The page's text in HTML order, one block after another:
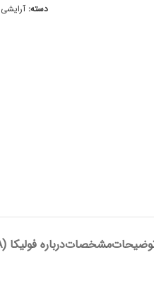
دسته:
مشخصاتدرباره فولیکا (FULICA)